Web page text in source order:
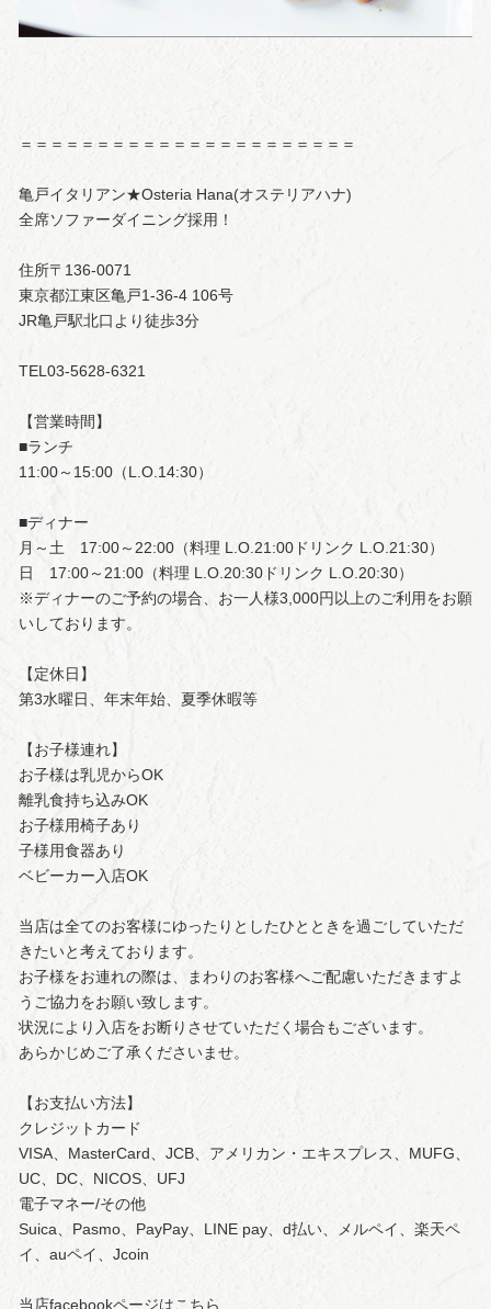
＝＝＝＝＝＝＝＝＝＝＝＝＝＝＝＝＝＝＝＝＝＝
亀戸イタリアン★Osteria Hana(オステリアハナ)
全席ソファーダイニング採用！
住所〒136-0071
東京都江東区亀戸1-36-4 106号
JR亀戸駅北口より徒歩3分
TEL03-5628-6321
【営業時間】
■ランチ
11:00～15:00（L.O.14:30）
■ディナー
月～土 17:00～22:00（料理 L.O.21:00ドリンク L.O.21:30）
日 17:00～21:00（料理 L.O.20:30ドリンク L.O.20:30）
※ディナーのご予約の場合、お一人様3,000円以上のご利用をお願
いしております。
【定休日】
第3水曜日、年末年始、夏季休暇等
【お子様連れ】
お子様は乳児からOK
離乳食持ち込みOK
お子様用椅子あり
子様用食器あり
ベビーカー入店OK
当店は全てのお客様にゆったりとしたひとときを過ごしていただ
きたいと考えております。
お子様をお連れの際は、まわりのお客様へご配慮いただきますよ
うご協力をお願い致します。
状況により入店をお断りさせていただく場合もございます。
あらかじめご了承くださいませ。
【お支払い方法】
クレジットカード
VISA、MasterCard、JCB、アメリカン・エキスプレス、MUFG、
UC、DC、NICOS、UFJ
電子マネー/その他
Suica、Pasmo、PayPay、LINE pay、d払い、メルペイ、楽天ペ
イ、auペイ、Jcoin
当店facebookページはこちら